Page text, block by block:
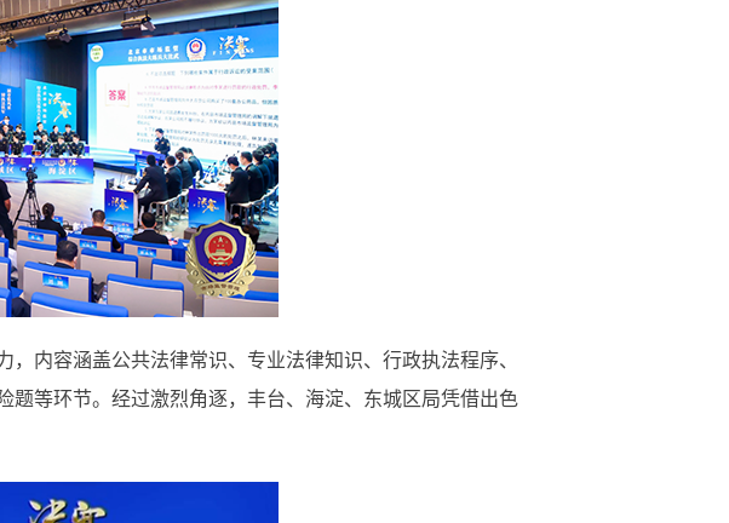
内容涵盖公共法律常识、专业法律知识、行政执法程序、
等环节。经过激烈角逐，丰台、海淀、东城区局凭借出色